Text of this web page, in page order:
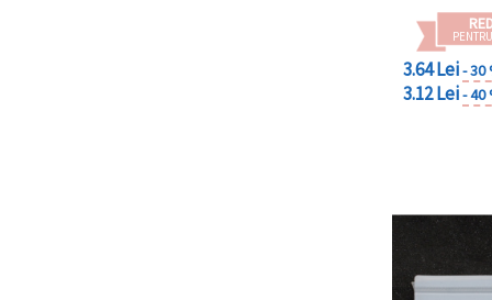
3.64 Lei- 30
3.12 Lei- 40